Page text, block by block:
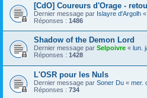
[CdO] Coureurs d'Orage -
Dernier message par Islayre d'Argolh «
Réponses : 1486
Shadow of the Demon Lord
Dernier message par Selpoivre « lun.
Réponses : 1428
L'OSR pour les Nuls
Dernier message par Soner Du « mer.
Réponses : 734